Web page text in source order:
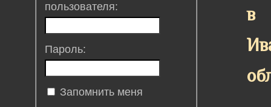
в
пользователя:
Пароль:
Запомнить меня